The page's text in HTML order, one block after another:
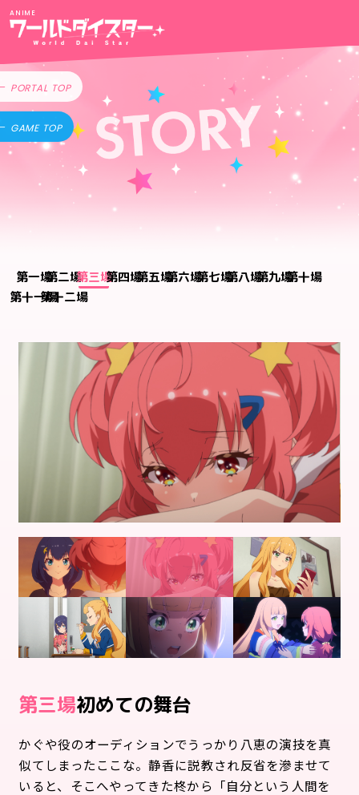
ANIME
PORTAL TOP
GAME TOP
一 二 三 四 五 六 七 八 九
十
十一 十二
三 初めての舞台
かぐや役のオーディションでうっかり八恵の演技を真
似てしまったここな。静香に説教され反省を滲ませて
いると、そこへやってきた柊から「自分という人間を